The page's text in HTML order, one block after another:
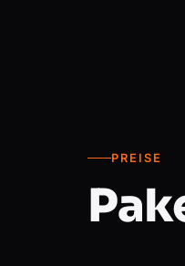
PREISE